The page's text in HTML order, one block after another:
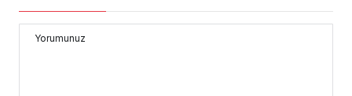
Yorumunuz